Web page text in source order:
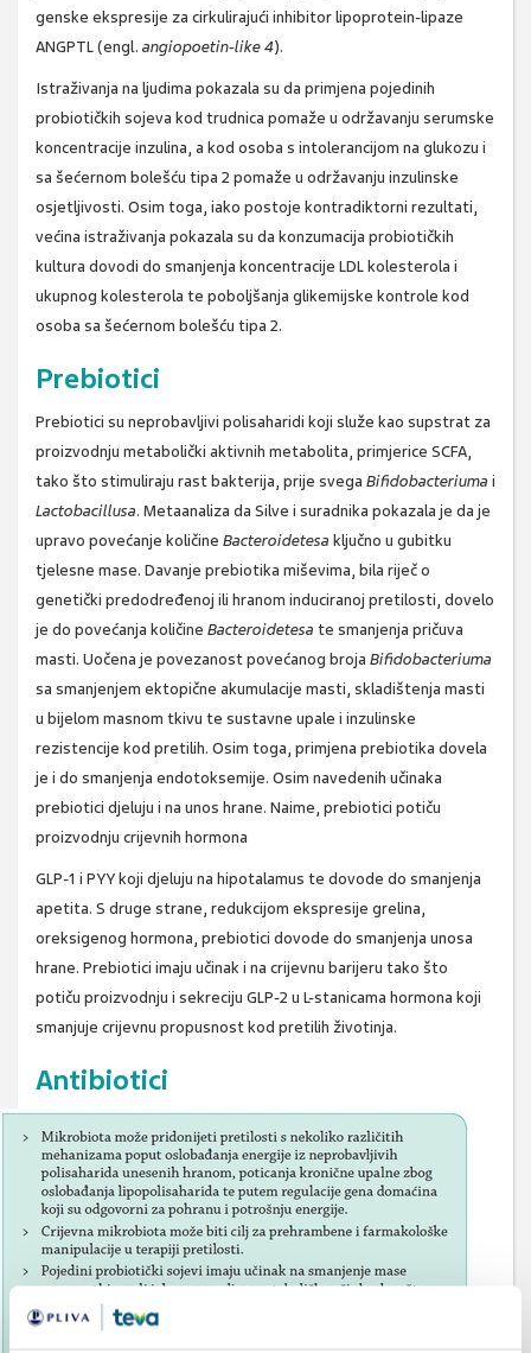
genske ekspresije za cirkulirajući inhibitor lipoprotein-lipaze
ANGPTL (engl. angiopoetin-like 4).
Istraživanja na ljudima pokazala su da primjena pojedinih
probiotičkih sojeva kod trudnica pomaže u održavanju serumske
koncentracije inzulina, a kod osoba s intolerancijom na glukozu i
sa šećernom bolešću tipa 2 pomaže u održavanju inzulinske
osjetljivosti. Osim toga, iako postoje kontradiktorni rezultati,
većina istraživanja pokazala su da konzumacija probiotičkih
kultura dovodi do smanjenja koncentracije LDL kolesterola i
ukupnog kolesterola te poboljšanja glikemijske kontrole kod
osoba sa šećernom bolešću tipa 2.
Prebiotici
Prebiotici su neprobavljivi polisaharidi koji služe kao supstrat za
proizvodnju metabolički aktivnih metabolita, primjerice SCFA,
tako što stimuliraju rast bakterija, prije svega Bifidobacteriuma i
Lactobacillusa. Metaanaliza da Silve i suradnika pokazala je da je
upravo povećanje količine Bacteroidetesa ključno u gubitku
tjelesne mase. Davanje prebiotika miševima, bila riječ o
genetički predodređenoj ili hranom induciranoj pretilosti, dovelo
je do povećanja količine Bacteroidetesa te smanjenja pričuva
masti. Uočena je povezanost povećanog broja Bifidobacteriuma
sa smanjenjem ektopične akumulacije masti, skladištenja masti
u bijelom masnom tkivu te sustavne upale i inzulinske
rezistencije kod pretilih. Osim toga, primjena prebiotika dovela
je i do smanjenja endotoksemije. Osim navedenih učinaka
prebiotici djeluju i na unos hrane. Naime, prebiotici potiču
proizvodnju crijevnih hormona
GLP-1 i PYY koji djeluju na hipotalamus te dovode do smanjenja
apetita. S druge strane, redukcijom ekspresije grelina,
oreksigenog hormona, prebiotici dovode do smanjenja unosa
hrane. Prebiotici imaju učinak i na crijevnu barijeru tako što
potiču proizvodnju i sekreciju GLP-2 u L-stanicama hormona koji
smanjuje crijevnu propusnost kod pretilih životinja.
Antibiotici